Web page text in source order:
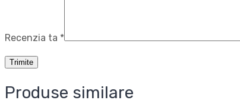
Recenzia ta *
Produse similare